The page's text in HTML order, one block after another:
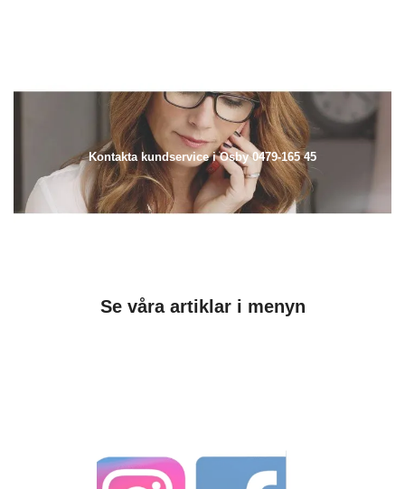
Kontakta kundservice i Osby 0479-165 45
Se våra artiklar i menyn